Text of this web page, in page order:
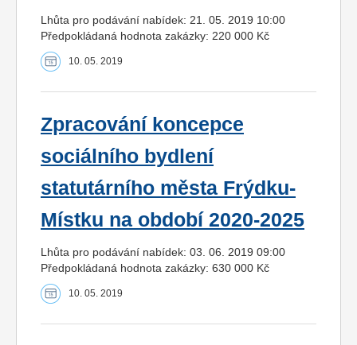
Lhůta pro podávání nabídek: 21. 05. 2019 10:00
Předpokládaná hodnota zakázky: 220 000 Kč
10. 05. 2019
Zpracování koncepce
sociálního bydlení
statutárního města Frýdku-
Místku na období 2020-2025
Lhůta pro podávání nabídek: 03. 06. 2019 09:00
Předpokládaná hodnota zakázky: 630 000 Kč
10. 05. 2019